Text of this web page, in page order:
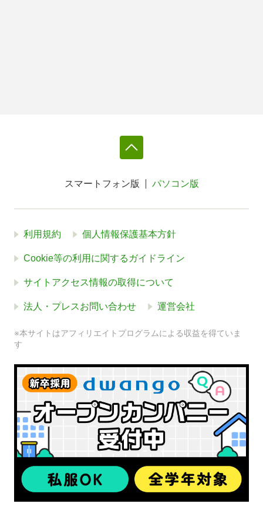
スマートフォン版 パソコン版
利用規約 個人情報保護基本方針
Cookie等の利用に関するガイドライン
サイトアクセス情報の取得について
法人・プレスお問い合わせ 運営会社
※本サイトはアフィリエイトプログラムによる収益を得ていま
す